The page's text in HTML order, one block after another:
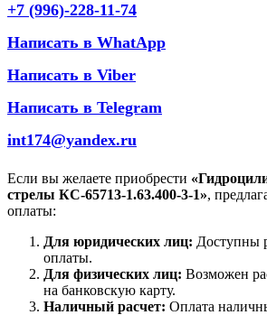
+7 (996)-228-11-74
Написать в WhatApp
Написать в Viber
Написать в Telegram
int174@yandex.ru
Если вы желаете приобрести
стрелы КС-65713-1.63.400-3-1»,
оплаты:
Для юридических лиц: Доступны
оплаты.
Для физических лиц: Возможен
на банковскую карту.
Наличный расчет: Оплата